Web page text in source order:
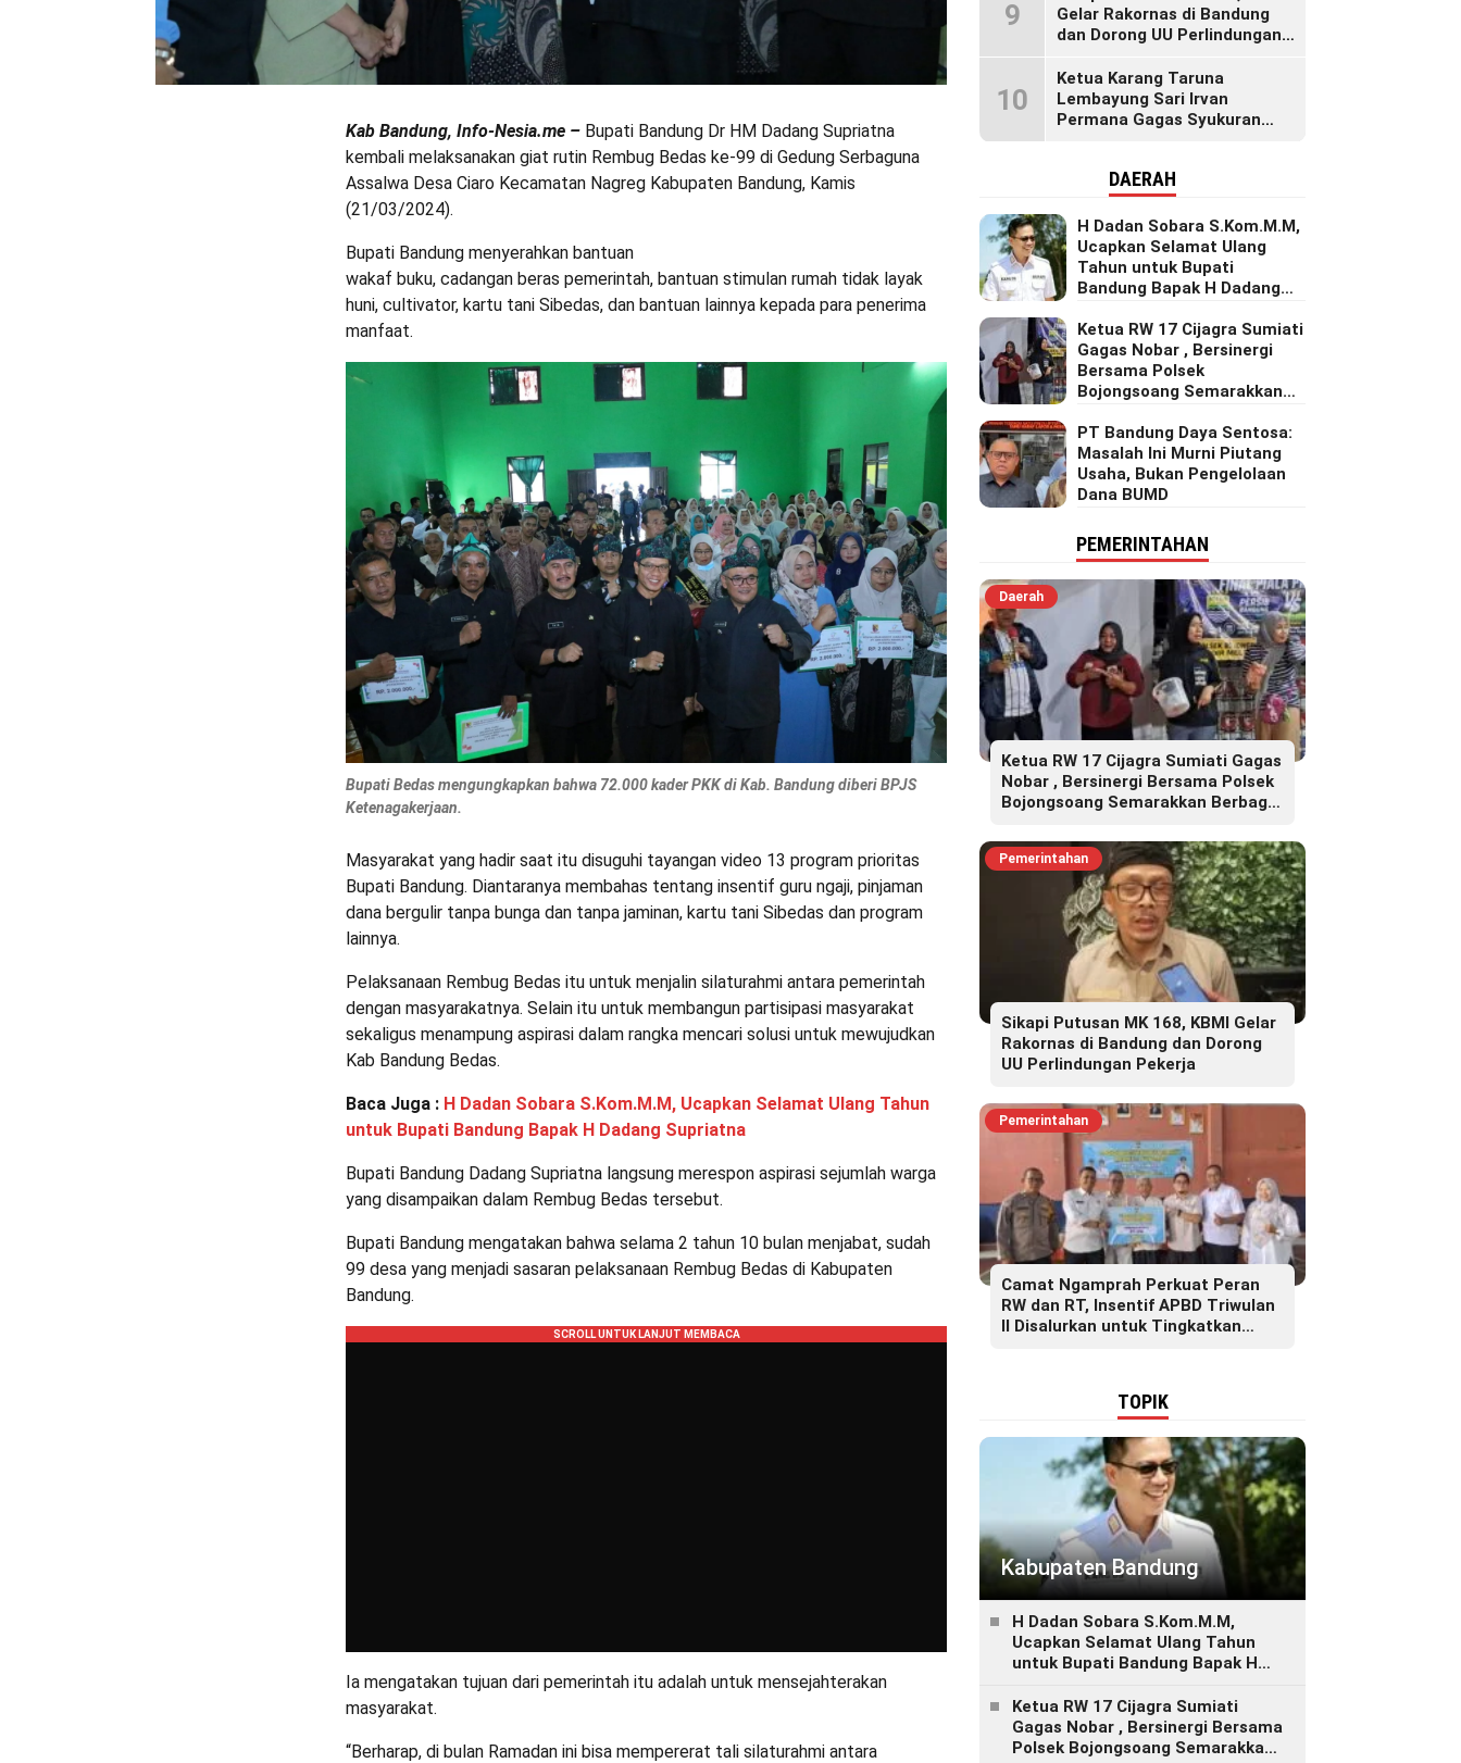
Kab Bandung, Info-Nesia.me – Bupati Bandung Dr HM Dadang Supriatna
kembali melaksanakan giat rutin Rembug Bedas ke-99 di Gedung Serbaguna
Assalwa Desa Ciaro Kecamatan Nagreg Kabupaten Bandung, Kamis
(21/03/2024).
Bupati Bandung menyerahkan bantuan
wakaf buku, cadangan beras pemerintah, bantuan stimulan rumah tidak layak
huni, cultivator, kartu tani Sibedas, dan bantuan lainnya kepada para penerima
manfaat.
Bupati Bedas mengungkapkan bahwa 72.000 kader PKK di Kab. Bandung diberi BPJS
Ketenagakerjaan.
Masyarakat yang hadir saat itu disuguhi tayangan video 13 program prioritas
Bupati Bandung. Diantaranya membahas tentang insentif guru ngaji, pinjaman
dana bergulir tanpa bunga dan tanpa jaminan, kartu tani Sibedas dan program
lainnya.
Pelaksanaan Rembug Bedas itu untuk menjalin silaturahmi antara pemerintah
dengan masyarakatnya. Selain itu untuk membangun partisipasi masyarakat
sekaligus menampung aspirasi dalam rangka mencari solusi untuk mewujudkan
Kab Bandung Bedas.
Baca Juga : H Dadan Sobara S.Kom.M.M, Ucapkan Selamat Ulang Tahun
untuk Bupati Bandung Bapak H Dadang Supriatna
Bupati Bandung Dadang Supriatna langsung merespon aspirasi sejumlah warga
yang disampaikan dalam Rembug Bedas tersebut.
Bupati Bandung mengatakan bahwa selama 2 tahun 10 bulan menjabat, sudah
99 desa yang menjadi sasaran pelaksanaan Rembug Bedas di Kabupaten
Bandung.
Ia mengatakan tujuan dari pemerintah itu adalah untuk mensejahterakan
masyarakat.
“Berharap, di bulan Ramadan ini bisa mempererat tali silaturahmi antara
9
Gelar Rakornas di Bandung
dan Dorong UU Perlindungan
10
Ketua Karang Taruna
Lembayung Sari Irvan
Permana Gagas Syukuran
Kebersamaan.
DAERAH
H Dadan Sobara S.Kom.M.M,
Ucapkan Selamat Ulang
Tahun untuk Bupati
Bandung Bapak H Dadang
Ketua RW 17 Cijagra Sumiati
Gagas Nobar , Bersinergi
Bersama Polsek
Bojongsoang Semarakkan
PT Bandung Daya Sentosa:
Masalah Ini Murni Piutang
Usaha, Bukan Pengelolaan
Dana BUMD
PEMERINTAHAN
Daerah
Ketua RW 17 Cijagra Sumiati Gagas
Nobar , Bersinergi Bersama Polsek
Bojongsoang Semarakkan Berbagi
Pemerintahan
Sikapi Putusan MK 168, KBMI Gelar
Rakornas di Bandung dan Dorong
UU Perlindungan Pekerja
Pemerintahan
Camat Ngamprah Perkuat Peran
RW dan RT, Insentif APBD Triwulan
II Disalurkan untuk Tingkatkan
TOPIK
Kabupaten Bandung
H Dadan Sobara S.Kom.M.M,
Ucapkan Selamat Ulang Tahun
untuk Bupati Bandung Bapak H
Ketua RW 17 Cijagra Sumiati
Gagas Nobar , Bersinergi Bersama
Polsek Bojongsoang Semarakkan